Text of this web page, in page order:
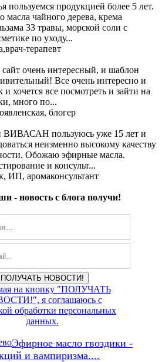
пользуемся продукцией более 5 лет.
масла чайного дерева, крема
33 травы, морской соли с
по уходу...
терапевт
очень интересный, и шаблон
Все очень интересно и
и хочется все посмотреть и зайти на
много по...
блогер
ВИВАСАН пользуюсь уже 15 лет и
неизменно высокому качеству
Обожаю эфирные масла.
и консульт...
ИП, аромаконсультант
- новость с блога получи!
ПОЛУЧАТЬ НОВОСТИ!
на кнопку "ПОЛУЧАТЬ
я соглашаюсь с
обработки персональных
данных.
Эфирное масло гвоздики -
и вампиризма....